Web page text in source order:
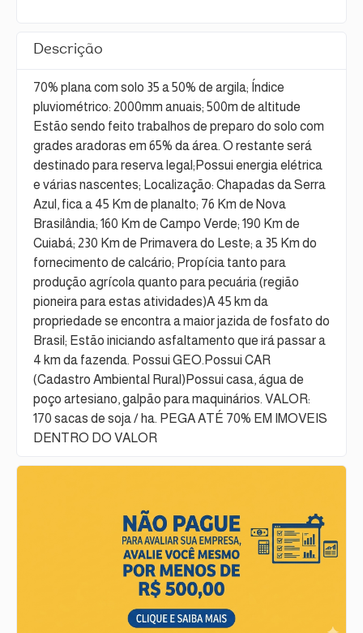
Descrição
70% plana com solo 35 a 50% de argila; Índice
pluviométrico: 2000mm anuais; 500m de altitude
Estão sendo feito trabalhos de preparo do solo com
grades aradoras em 65% da área. O restante será
destinado para reserva legal;Possui energia elétrica
e várias nascentes; Localização: Chapadas da Serra
Azul, fica a 45 Km de planalto; 76 Km de Nova
Brasilândia; 160 Km de Campo Verde; 190 Km de
Cuiabá; 230 Km de Primavera do Leste; a 35 Km do
fornecimento de calcário; Propícia tanto para
produção agrícola quanto para pecuária (região
pioneira para estas atividades)A 45 km da
propriedade se encontra a maior jazida de fosfato do
Brasil; Estão iniciando asfaltamento que irá passar a
4 km da fazenda. Possui GEO.Possui CAR
(Cadastro Ambiental Rural)Possui casa, água de
poço artesiano, galpão para maquinários. VALOR:
170 sacas de soja / ha. PEGA ATÉ 70% EM IMOVEIS
DENTRO DO VALOR